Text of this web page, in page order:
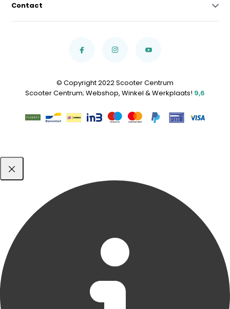
Contact
© Copyright 2022 Scooter Centrum
Scooter Centrum; Webshop, Winkel & Werkplaats! 9,6